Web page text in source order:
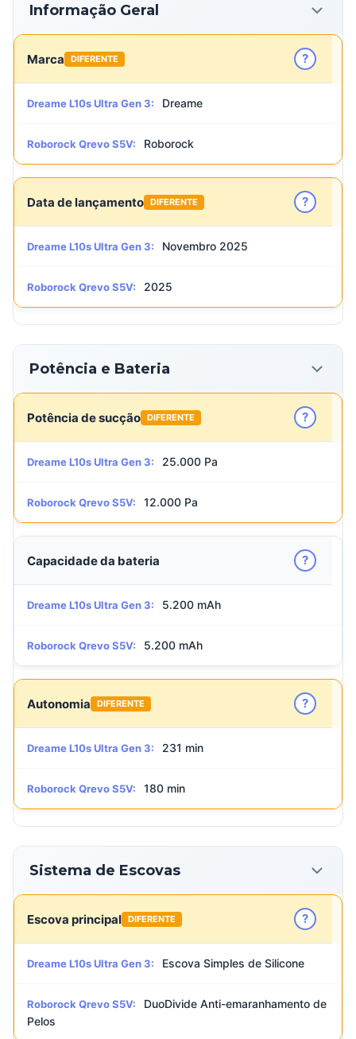
Informação Geral
Marca DIFERENTE ?
Dreame L10s Ultra Gen 3: Dreame
Roborock Qrevo S5V: Roborock
Data de lançamento DIFERENTE ?
Dreame L10s Ultra Gen 3: Novembro 2025
Roborock Qrevo S5V: 2025
Potência e Bateria
Potência de sucção DIFERENTE ?
Dreame L10s Ultra Gen 3: 25.000 Pa
Roborock Qrevo S5V: 12.000 Pa
Capacidade da bateria ?
Dreame L10s Ultra Gen 3: 5.200 mAh
Roborock Qrevo S5V: 5.200 mAh
Autonomia DIFERENTE ?
Dreame L10s Ultra Gen 3: 231 min
Roborock Qrevo S5V: 180 min
Sistema de Escovas
Escova principal DIFERENTE ?
Dreame L10s Ultra Gen 3: Escova Simples de Silicone
Roborock Qrevo S5V:
DuoDivide Anti-emaranhamento de
Pelos